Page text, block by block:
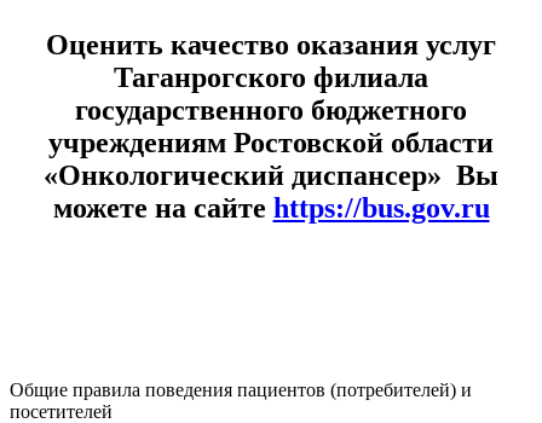
Оценить качество оказания услуг
Таганрогского филиала
государственного бюджетного
учреждениям Ростовской области
«Онкологический диспансер» Вы
можете на сайте https://bus.gov.ru
Общие правила поведения пациентов (потребителей) и
посетителей